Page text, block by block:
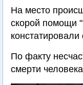
На место
скорой помощи
По факту
смерти